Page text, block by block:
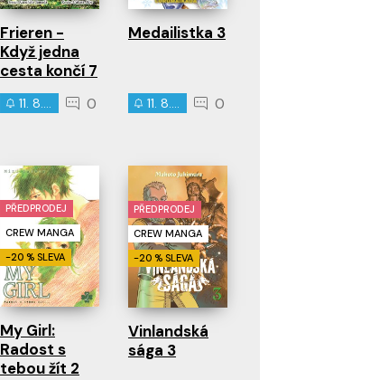
Frieren -
Když jedna
cesta končí 7
11. 8. 2026 0
Medailistka 3
11. 8. 2026 0
PŘEDPRODEJ
CREW MANGA
-20 % SLEVA
My Girl:
Radost s
tebou žít 2
PŘEDPRODEJ
CREW MANGA
-20 % SLEVA
Vinlandská
sága 3